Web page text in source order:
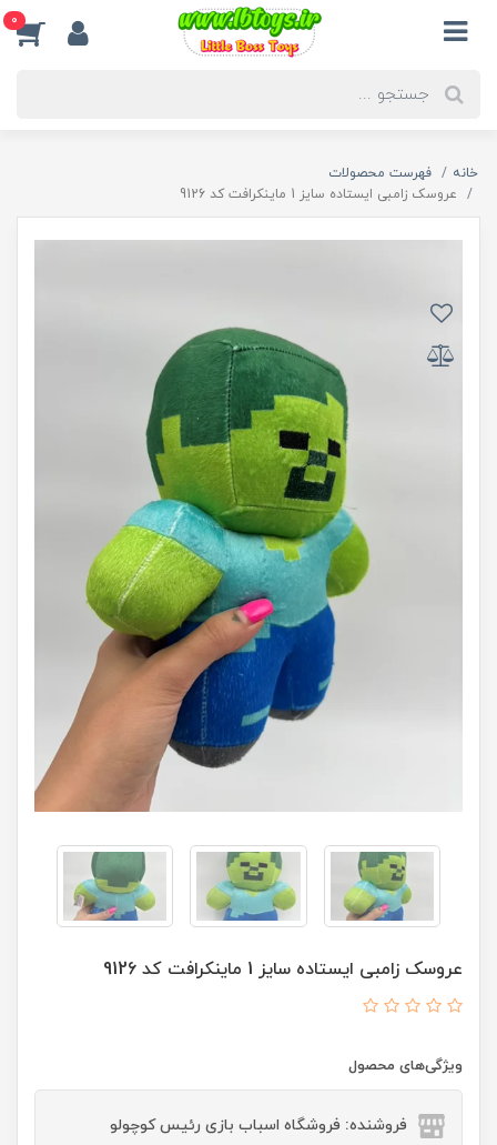
0
خانه
فهرست محصولات
عروسک زامبی ایستاده سایز 1 ماینکرافت کد 9126
عروسک زامبی ایستاده سایز 1 ماینکرافت کد 9126
ویژگی‌های محصول
فروشنده: فروشگاه اسباب بازی رئیس کوچولو